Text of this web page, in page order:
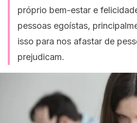
próprio bem-estar e
pessoas egoístas,
isso para nos afastar de
prejudicam.